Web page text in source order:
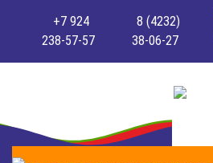
+7 924
238-57-57
8 (4232)
38-06-27